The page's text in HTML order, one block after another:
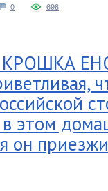
0 698
КРОШКА
в этом
он